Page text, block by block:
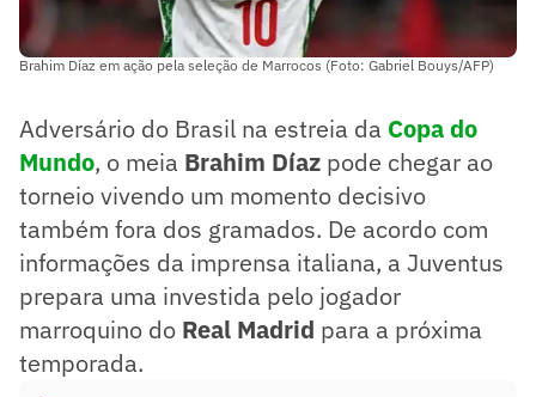
Brahim Díaz em ação pela seleção de Marrocos (Foto: Gabriel Bouys/AFP)
Adversário do Brasil na estreia da Copa do
Mundo, o meia Brahim Díaz pode chegar ao
torneio vivendo um momento decisivo
também fora dos gramados. De acordo com
informações da imprensa italiana, a Juventus
prepara uma investida pelo jogador
marroquino do Real Madrid para a próxima
temporada.